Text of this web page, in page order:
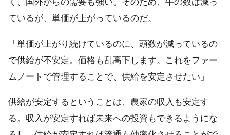
ているが、単価が上がっているのだ。
「単価が上がり続けているのに、頭数が減っているの
で供給が不安定。価格も乱高下します。これをファー
ムノートで管理することで、供給を安定させたい」
供給が安定するということは、農家の収入も安定す
る。収入が安定すれば未来への投資もできるようにな